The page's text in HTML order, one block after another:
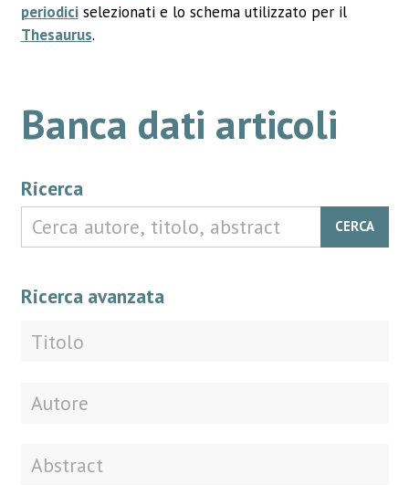
periodiciselezionati e lo schema utilizzato per il
Thesaurus.
Banca dati articoli
Ricerca
CERCA
Ricerca avanzata